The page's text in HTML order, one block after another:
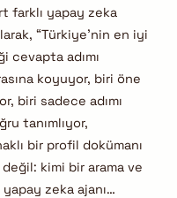
farklı yapay zeka
“Türkiye’nin en iyi
cevapta adımı
koyuyor, biri öne
biri sadece adımı
tanımlıyor,
bir profil dokümanı
kimi bir arama ve
zeka ajanı…